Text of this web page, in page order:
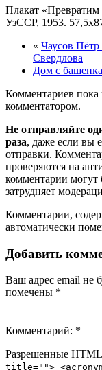
Плакат
УзССР, 1953.
« Чаусов
Свердлова
Дом с
Комментариев пока
комментатором.
Не отправляйте
раза, даже если вы
отправки.
проверяются на
комментарии могут
затрудняет
Комментарии,
автоматически
Добавить
Ваш адрес email не
помечены *
Комментарий: *
Разрешенные
title="">